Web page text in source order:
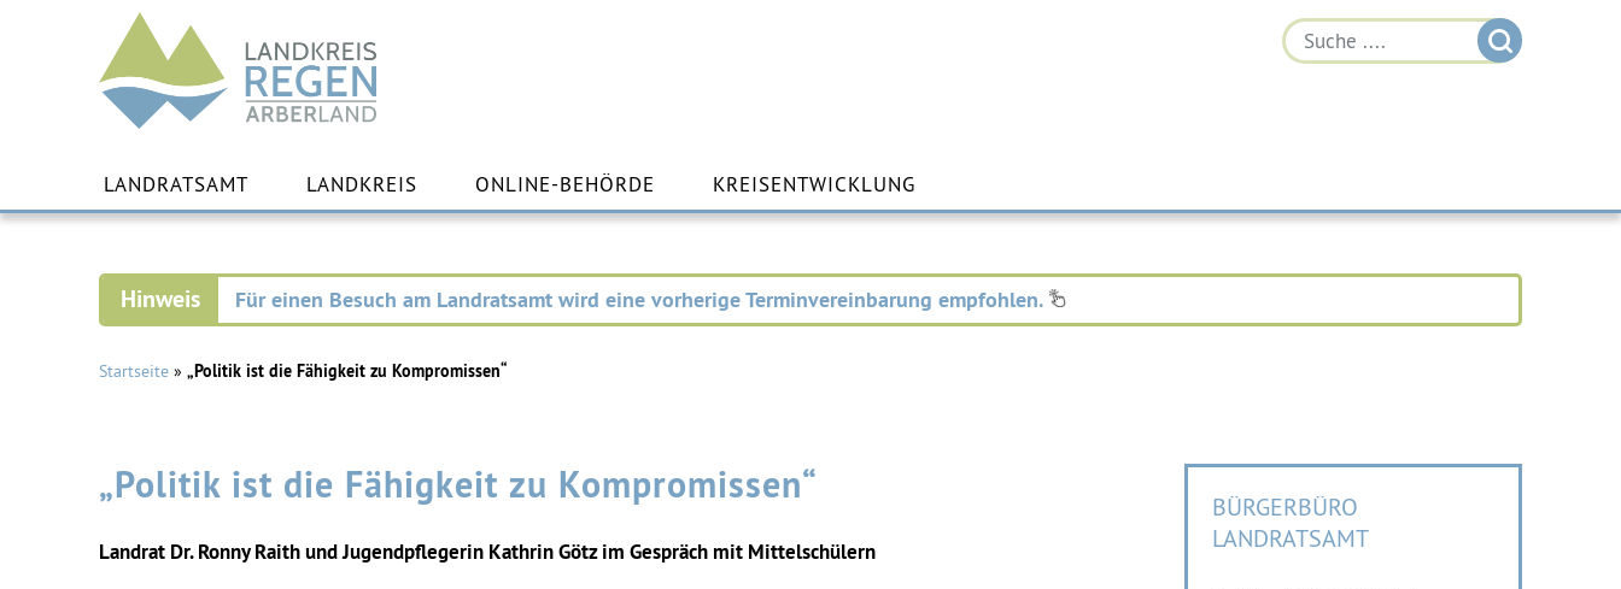
Landkreis
Regen
Inhalt
springen
LANDRATSAMT LANDKREIS ONLINE-BEHÖRDE KREISENTWICKLUNG
Für einen Besuch am Landratsamt wird eine vorherige Terminvereinbarung empfohlen.
Startseite » „Politik ist die Fähigkeit zu Kompromissen“
„Politik ist die Fähigkeit zu Kompromissen“
Landrat Dr. Ronny Raith und Jugendpflegerin Kathrin Götz im Gespräch mit Mittelschülern
BÜRGERBÜRO
LANDRATSAMT